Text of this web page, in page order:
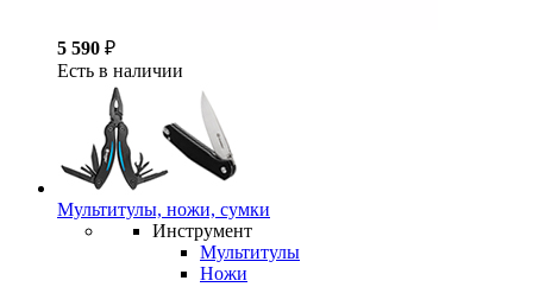
5 590 ₽
Есть в наличии
Мультитулы, ножи, сумки
Инструмент
Мультитулы
Ножи